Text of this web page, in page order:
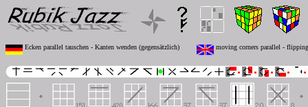
Ecken parallel tauschen - Kanten wenden (gegensätzlich) moving corners parallel -